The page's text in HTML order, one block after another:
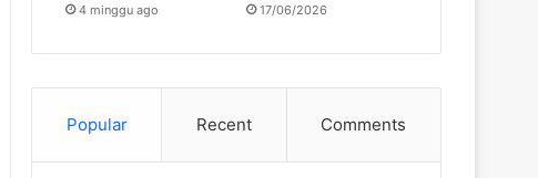
4 minggu ago 17/06/2026
Popular Recent Comments